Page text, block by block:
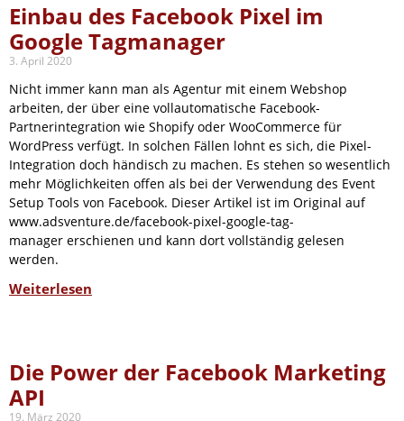
Einbau des Facebook Pixel im
Google Tagmanager
3. April 2020
Nicht immer kann man als Agentur mit einem Webshop
arbeiten, der über eine vollautomatische Facebook-
Partnerintegration wie Shopify oder WooCommerce für
WordPress verfügt. In solchen Fällen lohnt es sich, die Pixel-
Integration doch händisch zu machen. Es stehen so wesentlich
mehr Möglichkeiten offen als bei der Verwendung des Event
Setup Tools von Facebook. Dieser Artikel ist im Original auf
www.adsventure.de/facebook-pixel-google-tag-
manager erschienen und kann dort vollständig gelesen
werden.
Weiterlesen
Die Power der Facebook Marketing
API
19. März 2020